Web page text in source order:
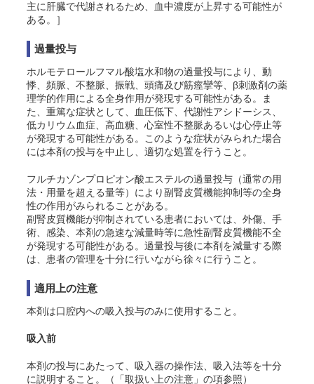
主に肝臓で代謝されるため、血中濃度が上昇する可能性が
ある。］
過量投与
ホルモテロールフマル酸塩水和物の過量投与により、動
悸、頻脈、不整脈、振戦、頭痛及び筋痙攣等、β刺激剤の薬
理学的作用による全身作用が発現する可能性がある。ま
た、重篤な症状として、血圧低下、代謝性アシドーシス、
低カリウム血症、高血糖、心室性不整脈あるいは心停止等
が発現する可能性がある。このような症状がみられた場合
には本剤の投与を中止し、適切な処置を行うこと。
フルチカゾンプロピオン酸エステルの過量投与（通常の用
法・用量を超える量等）により副腎皮質機能抑制等の全身
性の作用がみられることがある。
副腎皮質機能が抑制されている患者においては、外傷、手
術、感染、本剤の急速な減量時等に急性副腎皮質機能不全
が発現する可能性がある。過量投与後に本剤を減量する際
は、患者の管理を十分に行いながら徐々に行うこと。
適用上の注意
本剤は口腔内への吸入投与のみに使用すること。
吸入前
本剤の投与にあたって、吸入器の操作法、吸入法等を十分
に説明すること。（「取扱い上の注意」の項参照）